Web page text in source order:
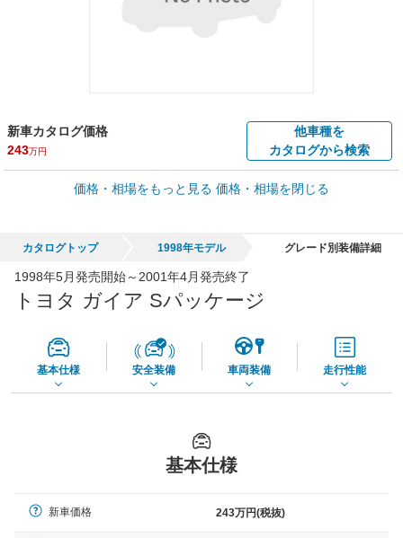
新車カタログ価格
243万円
他車種を
カタログから検索
車買取価格 *
車買取相場
65,050円
価格・相場をもっと見る 価格・相場を閉じる
カタログトップ 1998年モデル グレード別装備詳細
1998年5月発売開始～2001年4月発売終了
トヨタ ガイア Sパッケージ
基本仕様 安全装備 車両装備 走行性能
基本仕様
新車価格 243万円(税抜)